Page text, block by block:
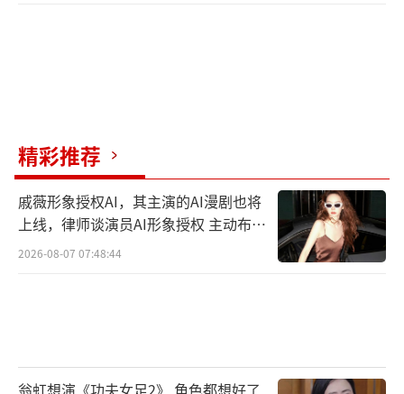
精彩推荐
戚薇形象授权AI，其主演的AI漫剧也将
上线，律师谈演员AI形象授权 主动布局
数字资产
2026-08-07 07:48:44
翁虹想演《功夫女足2》 角色都想好了